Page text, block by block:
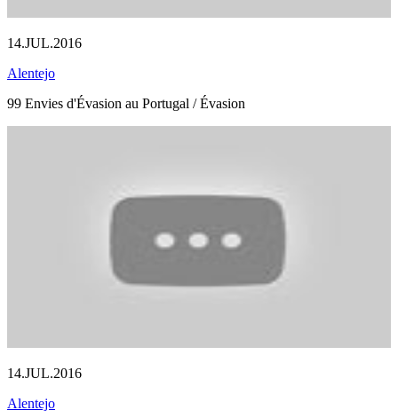
14.JUL.2016
Alentejo
99 Envies d'Évasion au Portugal / Évasion
14.JUL.2016
Alentejo